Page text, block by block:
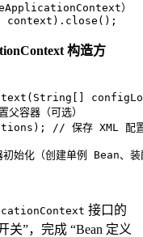
）
context).close();
构造方
(String[]
容器（可选）
// 保存 XML 配
始化（创建单例 Bean、装
接口的
关”，完成 “Bean 定义